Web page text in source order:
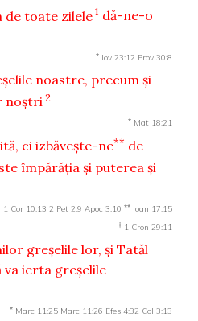
de toate zilele1 dă-ne-o
* Iov 23:12 Prov 30:8
noastre, precum şi
noştri2
* Mat 18:21
ci izbăveşte-ne** de
împărăţia şi puterea şi
1 Cor 10:13 2 Pet 2:9 Apoc 3:10 ** Ioan 17:15
† 1 Cron 29:11
greşelile lor, şi Tatăl
va ierta greşelile
* Marc 11:25 Marc 11:26 Efes 4:32 Col 3:13